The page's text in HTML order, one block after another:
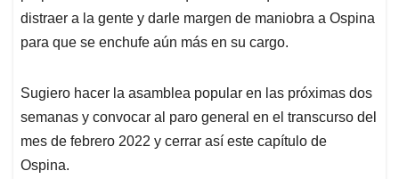
distraer a la gente y darle margen de maniobra a Ospina
para que se enchufe aún más en su cargo.
Sugiero hacer la asamblea popular en las próximas dos
semanas y convocar al paro general en el transcurso del
mes de febrero 2022 y cerrar así este capítulo de
Ospina.